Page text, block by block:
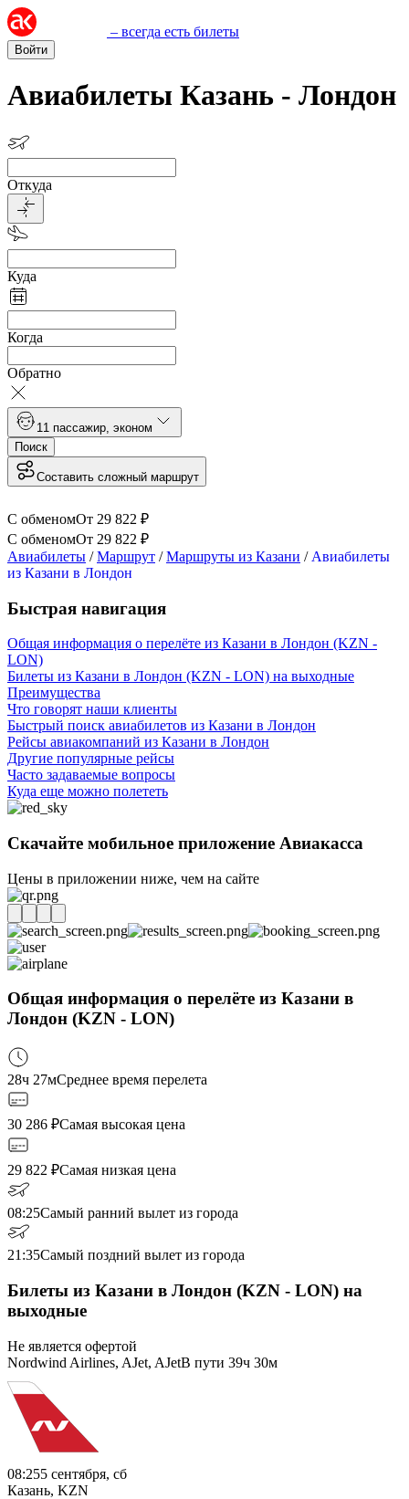
– всегда есть билеты
Войти
Авиабилеты Казань - Лондон
Откуда
Куда
Когда
Обратно
1 1 пассажир эконом
Поиск
Составить сложный маршрут
С обменомОт 29 822 ₽
С обменомОт 29 822 ₽
Авиабилеты /Маршрут /Маршруты из Казани / Авиабилеты
из Казани в Лондон
Быстрая навигация
Общая информация о перелёте из Казани в Лондон (KZN -
LON)
Билеты из Казани в Лондон (KZN - LON) на выходные
Преимущества
Что говорят наши клиенты
Быстрый поиск авиабилетов из Казани в Лондон
Рейсы авиакомпаний из Казани в Лондон
Другие популярные рейсы
Часто задаваемые вопросы
Куда еще можно полететь
Скачайте мобильное приложение Авиакасса
Цены в приложении ниже, чем на сайте
Общая информация о перелёте из Казани в
Лондон (KZN - LON)
28ч 27мСреднее время перелета
30 286 ₽Самая высокая цена
29 822 ₽Самая низкая цена
08:25Самый ранний вылет из города
21:35Самый поздний вылет из города
Билеты из Казани в Лондон (KZN - LON) на
выходные
Не является офертой
Nordwind Airlines, AJet, AJetВ пути 39ч 30м
08:255 сентября, сб
Казань, KZN